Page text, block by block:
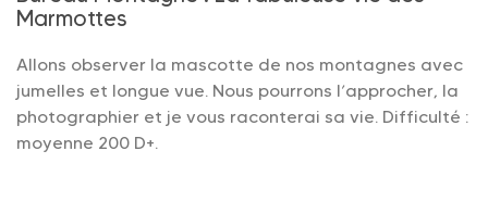
Marmottes
Allons observer la mascotte de nos montagnes avec
jumelles et longue vue. Nous pourrons l’approcher, la
photographier et je vous raconterai sa vie. Difficulté :
moyenne 200 D+.